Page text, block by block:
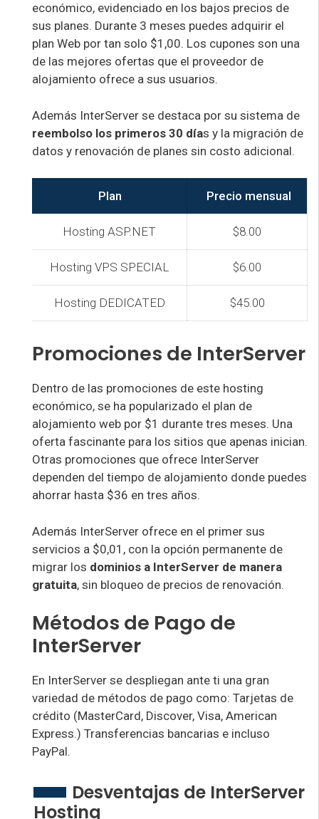
económico, evidenciado en los bajos precios de
sus planes. Durante 3 meses puedes adquirir el
plan Web por tan solo $1,00. Los cupones son una
de las mejores ofertas que el proveedor de
alojamiento ofrece a sus usuarios.
Además InterServer se destaca por su sistema de
reembolso los primeros 30 días y la migración de
datos y renovación de planes sin costo adicional.
Plan Precio mensual
Hosting ASP.NET $8.00
Hosting VPS SPECIAL $6.00
Hosting DEDICATED $45.00
Promociones de InterServer
Dentro de las promociones de este hosting
económico, se ha popularizado el plan de
alojamiento web por $1 durante tres meses. Una
oferta fascinante para los sitios que apenas inician.
Otras promociones que ofrece InterServer
dependen del tiempo de alojamiento donde puedes
ahorrar hasta $36 en tres años.
Además InterServer ofrece en el primer sus
servicios a $0,01, con la opción permanente de
migrar los dominios a InterServer de manera
gratuita, sin bloqueo de precios de renovación.
Métodos de Pago de
InterServer
En InterServer se despliegan ante ti una gran
variedad de métodos de pago como: Tarjetas de
crédito (MasterCard, Discover, Visa, American
Express.) Transferencias bancarias e incluso
PayPal.
Desventajas de InterServer
Hosting